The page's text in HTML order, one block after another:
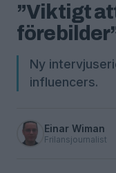
”Viktigt
Ny
influencers.
Einar Wiman
Frilansjournalist